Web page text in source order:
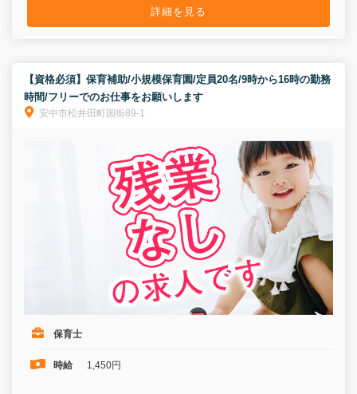
詳細を見る
【資格必須】保育補助/小規模保育園/定員20名/9時から16時の勤務
時間/フリーでのお仕事をお願いします
安中市松井田町国衙89‐1
保育士
時給 1,450円